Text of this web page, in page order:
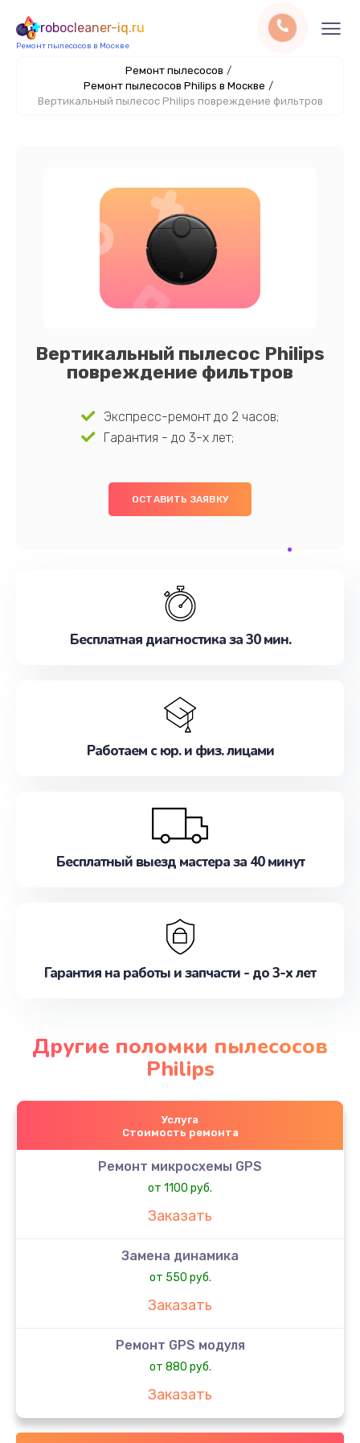
robocleaner-iq.ru
Ремонт пылесосов в Москве
Ремонт пылесосов /
Ремонт пылесосов Philips в Москве /
Вертикальный пылесос Philips повреждение фильтров
Вертикальный пылесос Philips
повреждение фильтров
Экспресс-ремонт до 2 часов;
Гарантия - до 3-х лет;
ОСТАВИТЬ ЗАЯВКУ
Бесплатная диагностика за 30 мин.
Работаем с юр. и физ. лицами
Бесплатный выезд мастера за 40 минут
Гарантия на работы и запчасти - до 3-х лет
Другие поломки пылесосов
Philips
Услуга
Стоимость ремонта
Ремонт микросхемы GPS
от 1100 руб.
Заказать
Замена динамика
от 550 руб.
Заказать
Ремонт GPS модуля
от 880 руб.
Заказать
Замена микросхемы управления